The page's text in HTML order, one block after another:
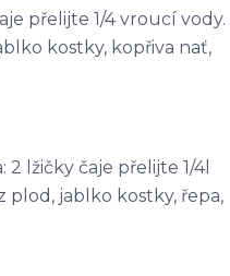
přelijte 1/4 vroucí vody.
kostky, kopřiva nať,
lžičky čaje přelijte 1/4l
jablko kostky, řepa,